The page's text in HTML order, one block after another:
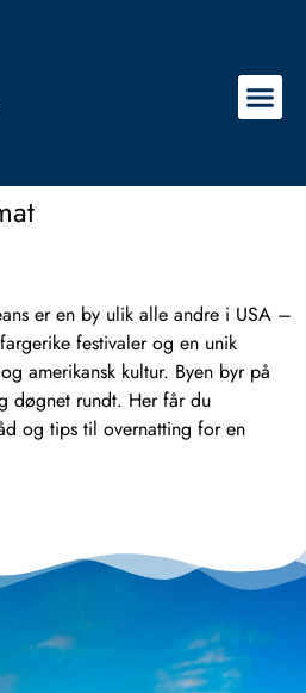
er en by ulik alle andre i USA –
festivaler og en unik
amerikansk kultur. Byen byr på
døgnet rundt. Her får du
og tips til overnatting for en